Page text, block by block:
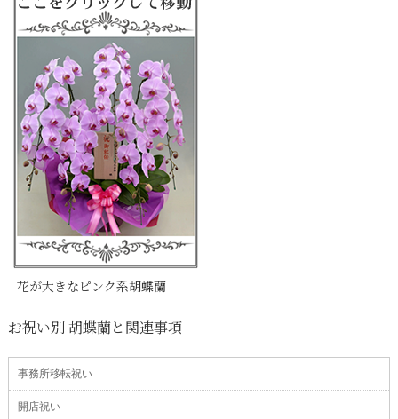
花が大きなピンク系胡蝶蘭
お祝い別 胡蝶蘭と関連事項
事務所移転祝い
開店祝い